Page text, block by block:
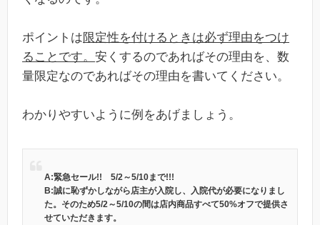
ポイントは限定性を付けるときは必ず理由をつけ
ることです。 安くするのであればその理由を、数
量限定なのであればその理由を書いてください。
わかりやすいように例をあげましょう。
A:緊急セール!! 5/2～5/10まで!!!
B:誠に恥ずかしながら店主が入院し、入院代が必要になりまし
た。そのため5/2～5/10の間は店内商品すべて50%オフで提供さ
せていただきます。